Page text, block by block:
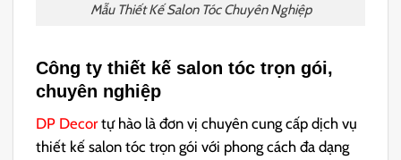
Mẫu Thiết Kế Salon Tóc Chuyên Nghiệp
Công ty thiết kế salon tóc trọn gói,
chuyên nghiệp
DP Decortự hào là đơn vị chuyên cung cấp dịch vụ
thiết kế salon tóc trọn gói với phong cách đa dạng